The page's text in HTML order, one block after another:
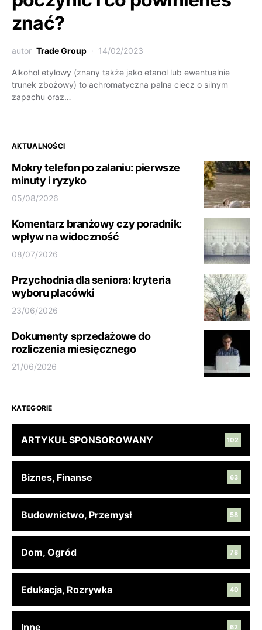
znać?
autor Trade Group 14/02/2023
Alkohol etylowy (znany także jako etanol lub ewentualnie
trunek zbożowy) to achromatyczna palna ciecz o silnym
zapachu oraz…
AKTUALNOŚCI
Mokry telefon po zalaniu: pierwsze
minuty i ryzyko
05/08/2026
Komentarz branżowy czy poradnik:
wpływ na widoczność
08/07/2026
Przychodnia dla seniora: kryteria
wyboru placówki
23/06/2026
Dokumenty sprzedażowe do
rozliczenia miesięcznego
21/06/2026
KATEGORIE
ARTYKUŁ SPONSOROWANY 102
Biznes, Finanse 63
Budownictwo, Przemysł 58
Dom, Ogród 78
Edukacja, Rozrywka 40
Inne 62